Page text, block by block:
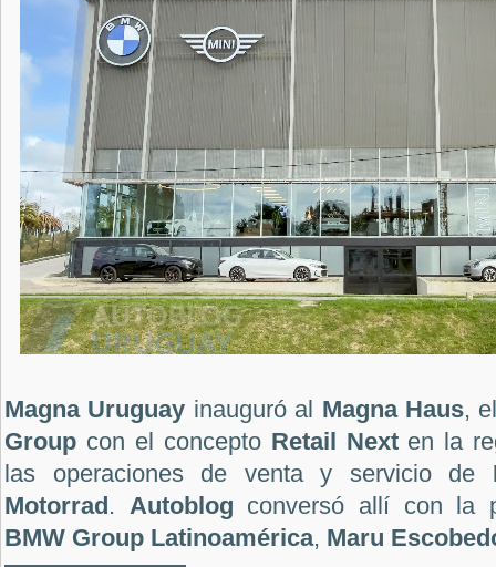
Magna Uruguay inauguró al Magna Haus,
Group con el concepto Retail Nexten la
las operaciones de venta y servicio de
Motorrad. Autoblog conversó allí con la
BMW Group Latinoamérica, Maru